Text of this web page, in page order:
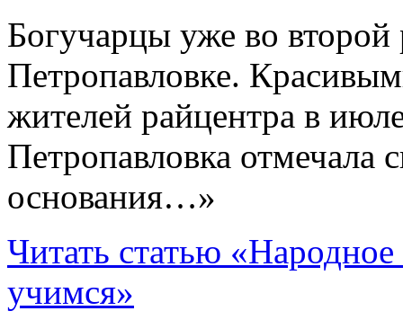
Богучарцы уже во второй
Петропавловке.
жителей райцентра в
Петропавловка отмечала
основания…»
Читать статью
учимся»